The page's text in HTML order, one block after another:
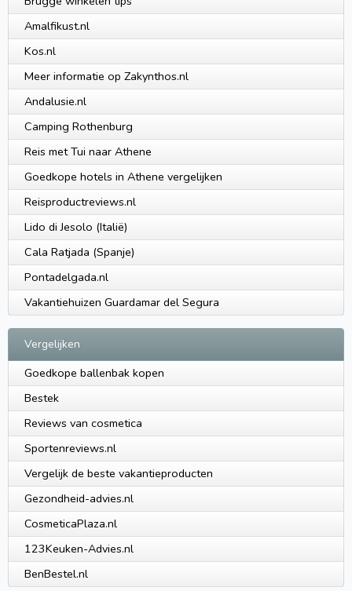
Amalfikust.nl
Kos.nl
Meer informatie op Zakynthos.nl
Andalusie.nl
Camping Rothenburg
Reis met Tui naar Athene
Goedkope hotels in Athene vergelijken
Reisproductreviews.nl
Lido di Jesolo (Italië)
Cala Ratjada (Spanje)
Pontadelgada.nl
Vakantiehuizen Guardamar del Segura
Vergelijken
Goedkope ballenbak kopen
Bestek
Reviews van cosmetica
Sportenreviews.nl
Vergelijk de beste vakantieproducten
Gezondheid-advies.nl
CosmeticaPlaza.nl
123Keuken-Advies.nl
BenBestel.nl